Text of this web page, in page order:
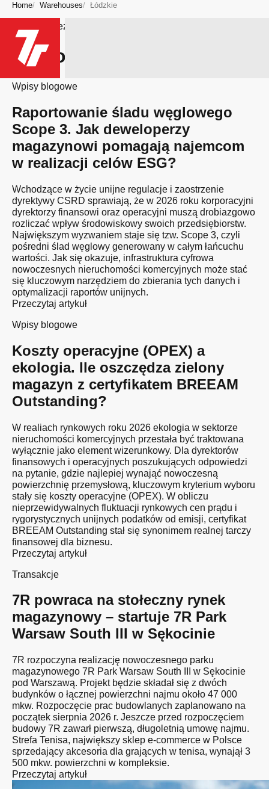
Home Warehouses Łódzkie
Bądź na bieżąco
Region: Łódzkie
Wpisy blogowe
Raportowanie śladu węglowego
Scope 3. Jak deweloperzy
magazynowi pomagają najemcom
w realizacji celów ESG?
Wchodzące w życie unijne regulacje i zaostrzenie
dyrektywy CSRD sprawiają, że w 2026 roku korporacyjni
dyrektorzy finansowi oraz operacyjni muszą drobiazgowo
rozliczać wpływ środowiskowy swoich przedsiębiorstw.
Największym wyzwaniem staje się tzw. Scope 3, czyli
pośredni ślad węglowy generowany w całym łańcuchu
wartości. Jak się okazuje, infrastruktura cyfrowa
nowoczesnych nieruchomości komercyjnych może stać
się kluczowym narzędziem do zbierania tych danych i
optymalizacji raportów unijnych.
Przeczytaj artykuł
Wpisy blogowe
Koszty operacyjne (OPEX) a
ekologia. Ile oszczędza zielony
magazyn z certyfikatem BREEAM
Outstanding?
W realiach rynkowych roku 2026 ekologia w sektorze
nieruchomości komercyjnych przestała być traktowana
wyłącznie jako element wizerunkowy. Dla dyrektorów
finansowych i operacyjnych poszukujących odpowiedzi
na pytanie, gdzie najlepiej wynająć nowoczesną
powierzchnię przemysłową, kluczowym kryterium wyboru
stały się koszty operacyjne (OPEX). W obliczu
nieprzewidywalnych fluktuacji rynkowych cen prądu i
rygorystycznych unijnych podatków od emisji, certyfikat
BREEAM Outstanding stał się synonimem realnej tarczy
finansowej dla biznesu.
Przeczytaj artykuł
Transakcje
7R powraca na stołeczny rynek
magazynowy – startuje 7R Park
Warsaw South III w Sękocinie
7R rozpoczyna realizację nowoczesnego parku
magazynowego 7R Park Warsaw South III w Sękocinie
pod Warszawą. Projekt będzie składał się z dwóch
budynków o łącznej powierzchni najmu około 47 000
mkw. Rozpoczęcie prac budowlanych zaplanowano na
początek sierpnia 2026 r. Jeszcze przed rozpoczęciem
budowy 7R zawarł pierwszą, długoletnią umowę najmu.
Strefa Tenisa, największy sklep e-commerce w Polsce
sprzedający akcesoria dla grających w tenisa, wynajął 3
500 mkw. powierzchni w kompleksie.
Przeczytaj artykuł